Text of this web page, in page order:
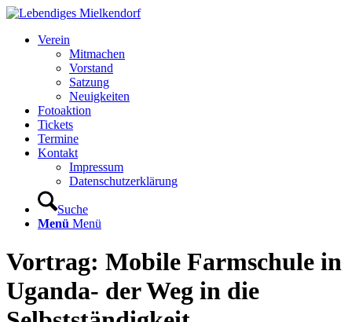
Verein
Mitmachen
Vorstand
Satzung
Neuigkeiten
Fotoaktion
Tickets
Termine
Kontakt
Impressum
Datenschutzerklärung
Suche
Menü Menü
Vortrag: Mobile Farmschule in
Uganda- der Weg in die